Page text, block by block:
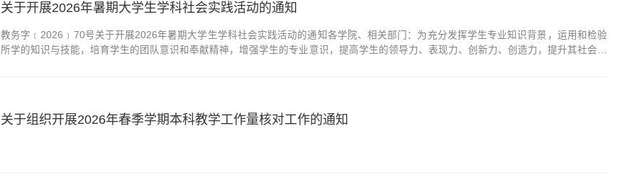
关于开展2026年暑期大学生学科社会实践活动的通知
教务字﹝2026﹞70号关于开展2026年暑期大学生学科社会实践活动的通知各学院、相关部门：为充分发挥学生专业知识背景，运用和检验
所学的知识与技能，培育学生的团队意识和奉献精神，增强学生的专业意识，提高学生的领导力、表现力、创新力、创造力，提升其社会竞
关于组织开展2026年春季学期本科教学工作量核对工作的通知